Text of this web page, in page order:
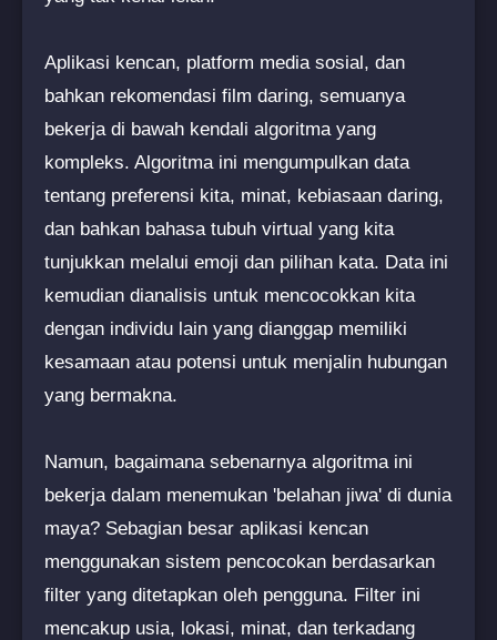
Aplikasi kencan, platform media sosial, dan
bahkan rekomendasi film daring, semuanya
bekerja di bawah kendali algoritma yang
kompleks. Algoritma ini mengumpulkan data
tentang preferensi kita, minat, kebiasaan daring,
dan bahkan bahasa tubuh virtual yang kita
tunjukkan melalui emoji dan pilihan kata. Data ini
kemudian dianalisis untuk mencocokkan kita
dengan individu lain yang dianggap memiliki
kesamaan atau potensi untuk menjalin hubungan
yang bermakna.
Namun, bagaimana sebenarnya algoritma ini
bekerja dalam menemukan 'belahan jiwa' di dunia
maya? Sebagian besar aplikasi kencan
menggunakan sistem pencocokan berdasarkan
filter yang ditetapkan oleh pengguna. Filter ini
mencakup usia, lokasi, minat, dan terkadang